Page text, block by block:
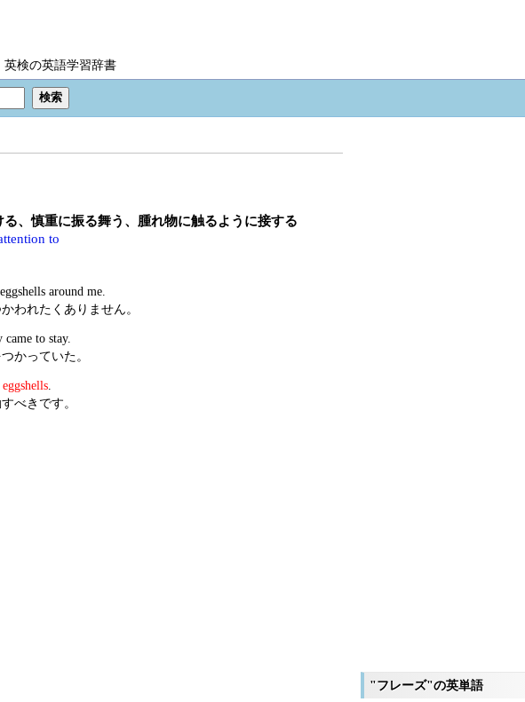
英検の英語学習辞書
、慎重に振る舞う、腫れ物に触るように接する
to
around me.
われたくありません。
to stay.
かっていた。
.
べきです。
"フレーズ"の英単語